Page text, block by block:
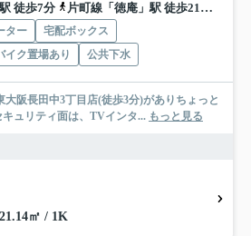
徒歩7分
片町線「徳庵」駅 徒歩21分
ター
宅配ボックス
イク置場あり 公共下水
阪長田中3丁目店(徒歩3分)がありちょっと
キュリティ面は、TVインタ... もっと見る
㎡ / 1K